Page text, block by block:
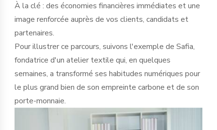
À la clé : des économies financières immédiates et une
image renforcée auprès de vos clients, candidats et
partenaires.
Pour illustrer ce parcours, suivons l'exemple de Safia,
fondatrice d'un atelier textile qui, en quelques
semaines, a transformé ses habitudes numériques pour
le plus grand bien de son empreinte carbone et de son
porte-monnaie.